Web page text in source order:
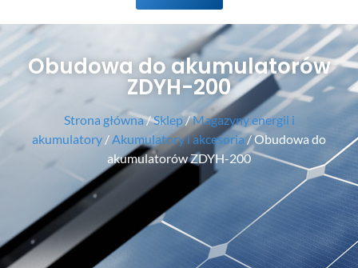
Obudowa do akumulatorów
ZDYH-200
Strona główna/Sklep/Magazyny energii i
akumulatory / Akumulatory i akcesoria/ Obudowa do
akumulatorów ZDYH-200